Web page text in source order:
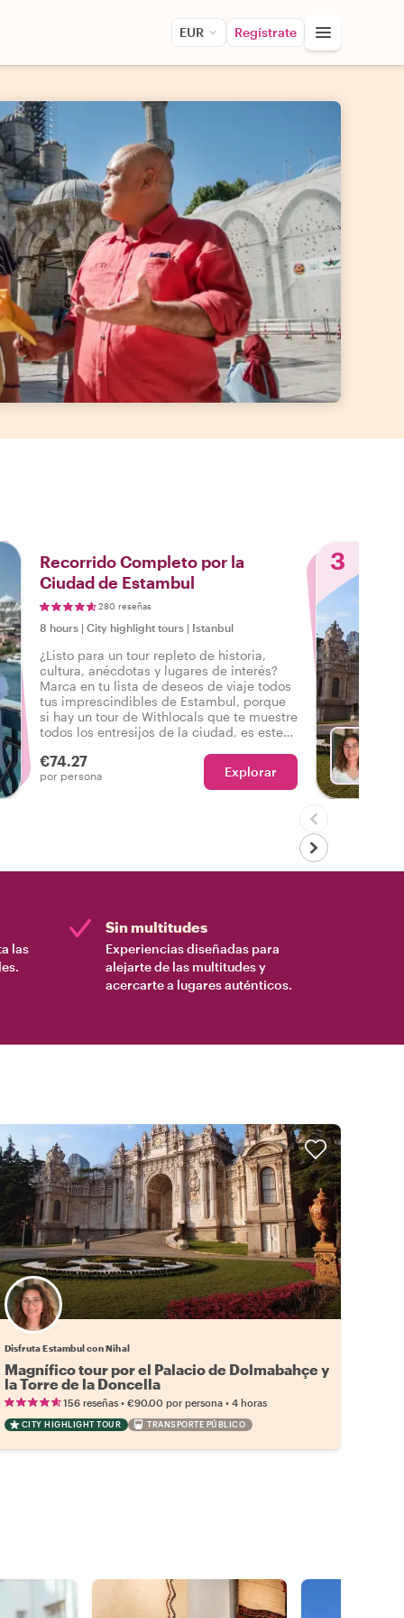
EUR Regístrate
Recorrido Completo por la
Ciudad de Estambul
280 reseñas
8 hours | City highlight tours | Istanbul
¿Listo para un tour repleto de historia,
cultura, anécdotas y lugares de interés?
Marca en tu lista de deseos de viaje todos
tus imprescindibles de Estambul, porque
si hay un tour de Withlocals que te muestre
todos los entresijos de la ciudad, es este
Estambul.
€74.27
por persona Explorar
3
las
Sin multitudes
Experiencias diseñadas para
alejarte de las multitudes y
acercarte a lugares auténticos.
Disfruta Estambul con Nihal
Magnífico tour por el Palacio de Dolmabahçe y
la Torre de la Doncella
156 reseñas• €90.00 por persona• 4 horas
CITY HIGHLIGHT TOUR TRANSPORTE PÚBLICO